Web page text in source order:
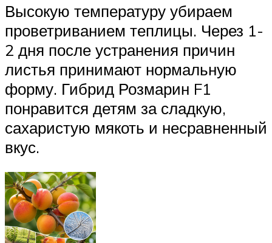
Высокую температуру убираем
проветриванием теплицы. Через 1-
2 дня после устранения причин
листья принимают нормальную
форму. Гибрид Розмарин F1
понравится детям за сладкую,
сахаристую мякоть и несравненный
вкус.